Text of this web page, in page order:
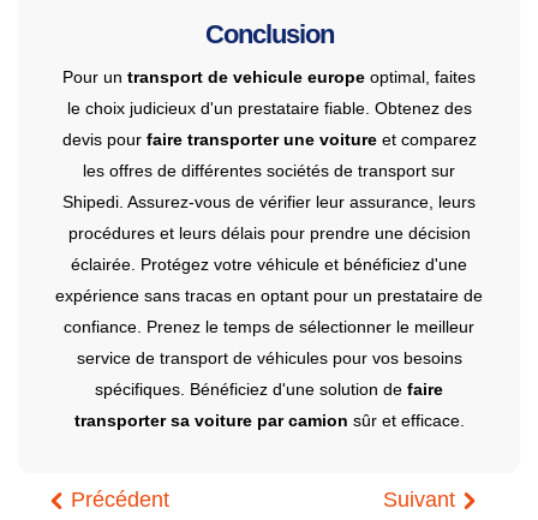
Conclusion
Pour un transport de vehicule europe optimal, faites
le choix judicieux d'un prestataire fiable. Obtenez des
devis pour faire transporter une voitureet comparez
les offres de différentes sociétés de transport sur
Shipedi. Assurez-vous de vérifier leur assurance, leurs
procédures et leurs délais pour prendre une décision
éclairée. Protégez votre véhicule et bénéficiez d'une
expérience sans tracas en optant pour un prestataire de
confiance. Prenez le temps de sélectionner le meilleur
service de transport de véhicules pour vos besoins
spécifiques. Bénéficiez d'une solution de faire
transporter sa voiture par camion sûr et efficace.
Précédent Suivant